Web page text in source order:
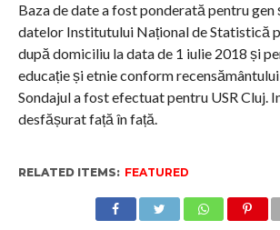
Baza de date a fost ponderată pentru
datelor Institutului Național de Statistică
după domiciliu la data de 1 iulie 2018 și
educație și etnie conform recensământului
Sondajul a fost efectuat pentru USR Cluj.
desfășurat față în față.
RELATED ITEMS: FEATURED